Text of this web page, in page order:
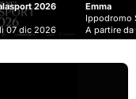
Snai - San Siro
partire da mercoledì 09 set